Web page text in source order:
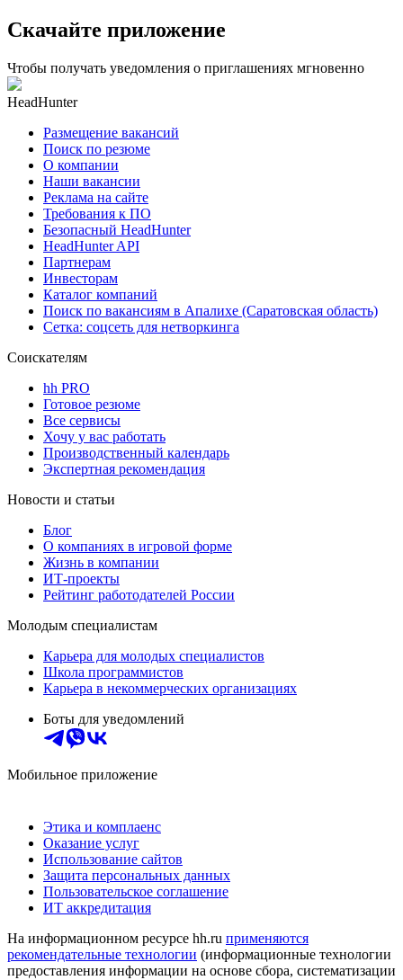
Скачайте приложение
Чтобы получать уведомления о приглашениях мгновенно
HeadHunter
Размещение вакансий
Поиск по резюме
О компании
Наши вакансии
Реклама на сайте
Требования к ПО
Безопасный HeadHunter
HeadHunter API
Партнерам
Инвесторам
Каталог компаний
Поиск по вакансиям в Апалихе (Саратовская область)
Сетка: соцсеть для нетворкинга
Соискателям
hh PRO
Готовое резюме
Все сервисы
Хочу у вас работать
Производственный календарь
Экспертная рекомендация
Новости и статьи
Блог
О компаниях в игровой форме
Жизнь в компании
ИТ-проекты
Рейтинг работодателей России
Молодым специалистам
Карьера для молодых специалистов
Школа программистов
Карьера в некоммерческих организациях
Боты для уведомлений
Мобильное приложение
Этика и комплаенс
Оказание услуг
Использование сайтов
Защита персональных данных
Пользовательское соглашение
ИТ аккредитация
На информационном ресурсе hh.ru применяются
рекомендательные технологии (информационные технологии
предоставления информации на основе сбора, систематизации